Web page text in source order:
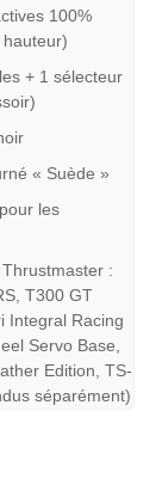
100%
+ 1 sélecteur
« Suède »
les
:
T300 GT
Integral Racing
Servo Base,
Edition, TS-
séparément)